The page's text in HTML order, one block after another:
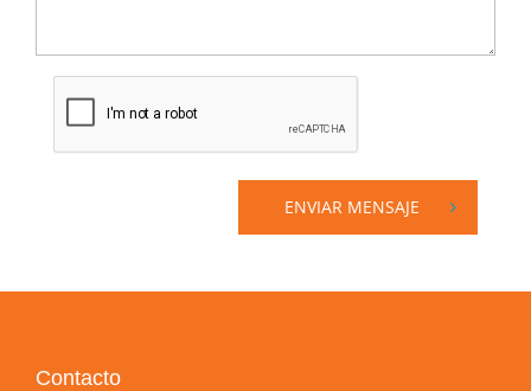
ENVIAR MENSAJE
Contacto